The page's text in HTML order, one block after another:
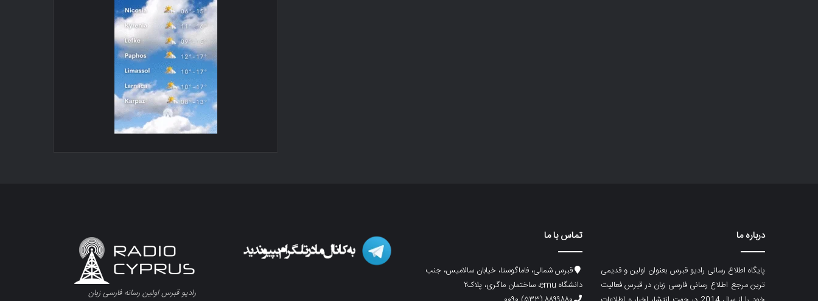
درباره ما
پایگاه اطلاع رسانی رادیو قبرس بعنوان اولین و قدیمی
ترین مرجع اطلاع رسانی فارسی زبان در قبرس فعالیت
تماس با ما
قبرس شمالی، فاماگوستا، خیابان سالامیس، جنب
دانشگاه emu، ساختمان ماگری، پلاک۲
رادیو قبرس اولین رسانه فارسی زبان